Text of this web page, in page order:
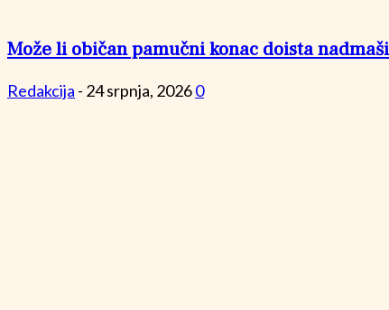
Može li običan pamučni konac doista
Redakcija - 24 srpnja, 20260